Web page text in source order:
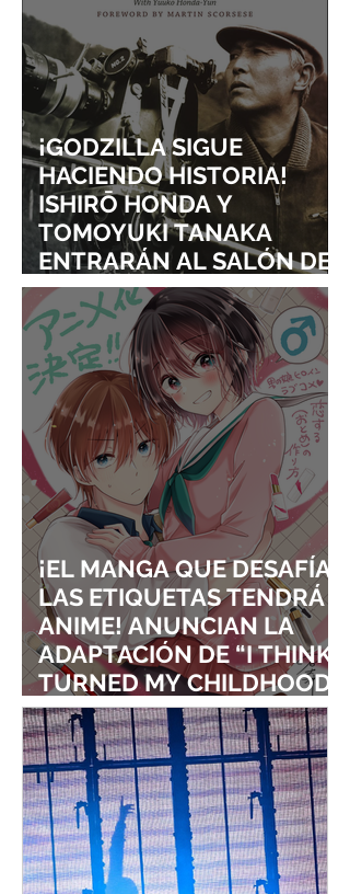
¡GODZILLA SIGUE
HACIENDO HISTORIA!
ISHIRŌ HONDA Y
TOMOYUKI TANAKA
ENTRARÁN AL SALÓN DE
LA FAMA DE LOS EFECTOS
VISUALES
¡EL MANGA QUE DESAFÍA
LAS ETIQUETAS TENDRÁ
ANIME! ANUNCIAN LA
ADAPTACIÓN DE “I THINK I
TURNED MY CHILDHOOD
FRIEND INTO A GIRL”